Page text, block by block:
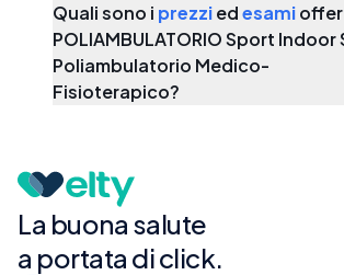
Terapie FisichePodologiaFissa un
appuntamento, qualsiasi sia il tuo
sapremo aiutarti.Prenota
Quali sono i prezziedesami
POLIAMBULATORIO Sport Indoor
Poliambulatorio Medico-
Fisioterapico?
La buona salute
a portata di click.